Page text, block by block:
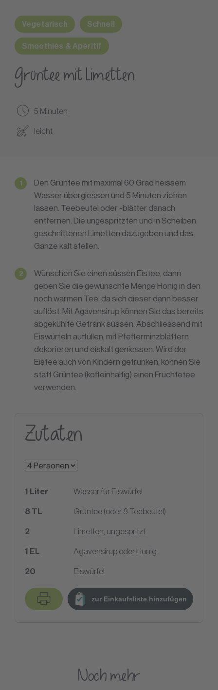
Vegetarisch Schnell
Smoothies & Aperitif
Grüntee mit Limetten
5 Minuten
leicht
Den Grüntee mit maximal 60 Grad heissem
Wasser übergiessen und 5 Minuten ziehen
lassen. Teebeutel oder -blätter danach
entfernen. Die ungespritzten und in Scheiben
geschnittenen Limetten dazugeben und das
Ganze kalt stellen.
Wünschen Sie einen süssen Eistee, dann
geben Sie die gewünschte Menge Honig in den
noch warmen Tee, da sich dieser dann besser
auflöst. Mit Agavensirup können Sie das bereits
abgekühlte Getränk süssen. Abschliessend mit
Eiswürfeln auffüllen, mit Pfefferminzblättern
dekorieren und eiskalt geniessen. Wird der
Eistee auch von Kindern getrunken, können Sie
statt Grüntee (koffeinhaltig) einen Früchtetee
verwenden.
Zutaten
1 Liter Wasser für Eiswürfel
8 TL Grüntee (oder 8 Teebeutel)
2 Limetten, ungespritzt
1 EL Agavensirup oder Honig
20 Eiswürfel
zur Einkaufsliste hinzufügen
Noch mehr